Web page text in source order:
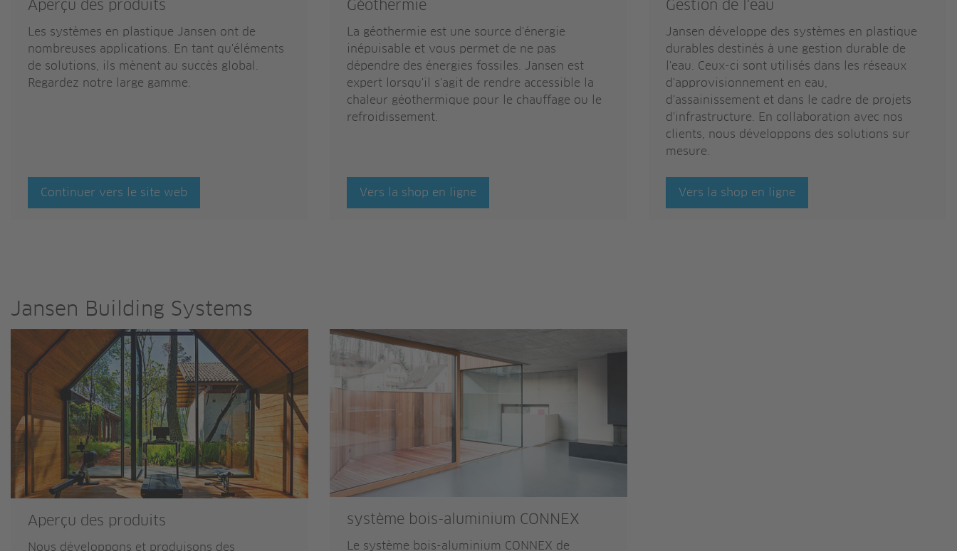
Aperçu des produits
Les systèmes en plastique Jansen ont de
nombreuses applications. En tant qu'éléments
de solutions, ils mènent au succès global.
Regardez notre large gamme.
Continuer vers le site web
Géothermie
La géothermie est une source d'énergie
inépuisable et vous permet de ne pas
dépendre des énergies fossiles. Jansen est
expert lorsqu'il s'agit de rendre accessible la
chaleur géothermique pour le chauffage ou le
refroidissement.
Vers la shop en ligne
Gestion de l'eau
Jansen développe des systèmes en plastique
durables destinés à une gestion durable de
l'eau. Ceux-ci sont utilisés dans les réseaux
d'approvisionnement en eau,
d'assainissement et dans le cadre de projets
d'infrastructure. En collaboration avec nos
clients, nous développons des solutions sur
mesure.
Vers la shop en ligne
Jansen Building Systems
Aperçu des produits
Nous développons et produisons des
système bois-aluminium CONNEX
Le système bois-aluminium CONNEX de